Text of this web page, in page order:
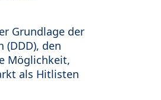
Grundlage der
(DDD), den
Möglichkeit,
als Hitlisten